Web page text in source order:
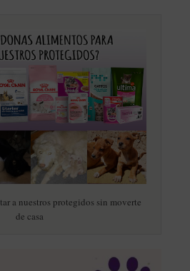
a nuestros protegidos sin moverte
de casa